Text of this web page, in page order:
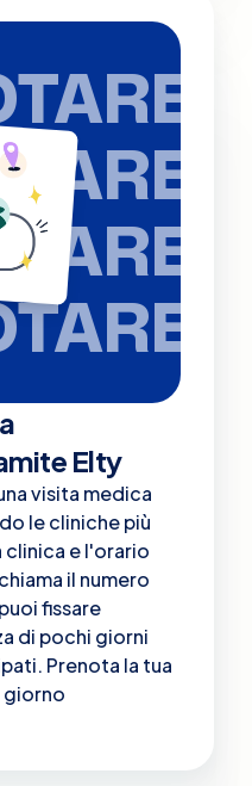
Elty
visita medica
le cliniche più
clinica e l'orario
il numero
fissare
di pochi giorni
Prenota la tua
giorno